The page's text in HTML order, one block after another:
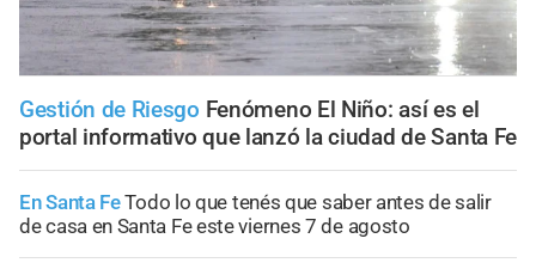
Gestión de Riesgo Fenómeno El Niño: así es el
portal informativo que lanzó la ciudad de Santa Fe
En Santa FeTodo lo que tenés que saber antes de salir
de casa en Santa Fe este viernes 7 de agosto